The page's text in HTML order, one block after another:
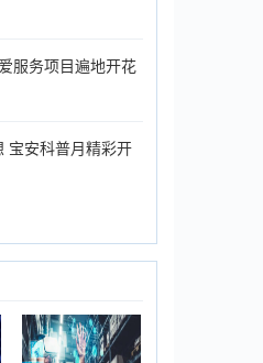
服务项目遍地开花
宝安科普月精彩开